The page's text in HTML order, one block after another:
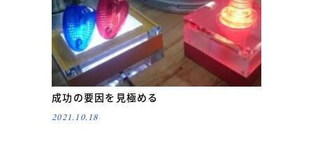
成功の要因を見極める
2021.10.18